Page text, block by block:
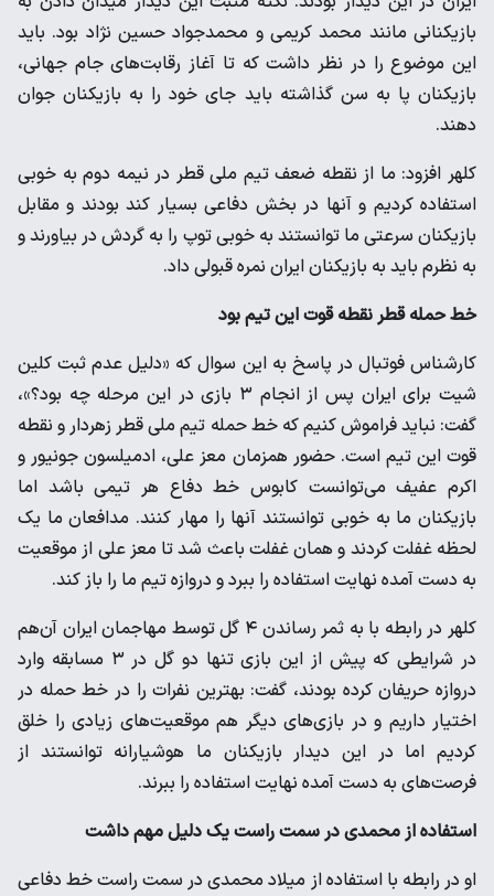
بازیکنانی مانند محمد کریمی و محمدجواد حسین نژاد بود. باید
این موضوع را در نظر داشت که تا آغاز رقابت‌های جام جهانی،
بازیکنان پا به سن گذاشته باید جای خود را به بازیکنان جوان
دهند.
کلهر افزود: ما از نقطه ضعف تیم ملی قطر در نیمه دوم به خوبی
استفاده کردیم و آنها در بخش دفاعی بسیار کند بودند و مقابل
بازیکنان سرعتی ما توانستند به خوبی توپ را به گردش در بیاورند و
به نظرم باید به بازیکنان ایران نمره قبولی داد.
خط حمله قطر نقطه قوت این تیم بود
کارشناس فوتبال در پاسخ به این سوال که «دلیل عدم ثبت کلین
شیت برای ایران پس از انجام ۳ بازی در این مرحله چه بود؟»،
گفت: نباید فراموش کنیم که خط حمله تیم ملی قطر زهردار و نقطه
قوت این تیم است. حضور همزمان معز علی، ادمیلسون جونیور و
اکرم عفیف می‌توانست کابوس خط دفاع هر تیمی باشد اما
بازیکنان ما به خوبی توانستند آنها را مهار کنند. مدافعان ما یک
لحظه غفلت کردند و همان غفلت باعث شد تا معز علی از موقعیت
به دست آمده نهایت استفاده را ببرد و دروازه تیم ما را باز کند.
کلهر در رابطه با به ثمر رساندن ۴ گل توسط مهاجمان ایران آن‌هم
در شرایطی که پیش از این بازی تنها دو گل در ۳ مسابقه وارد
دروازه حریفان کرده بودند، گفت: بهترین نفرات را در خط حمله در
اختیار داریم و در بازی‌های دیگر هم موقعیت‌های زیادی را خلق
کردیم اما در این دیدار بازیکنان ما هوشیارانه توانستند از
فرصت‌های به دست آمده نهایت استفاده را ببرند.
استفاده از محمدی در سمت راست یک دلیل مهم داشت
او در رابطه با استفاده از میلاد محمدی در سمت راست خط دفاعی